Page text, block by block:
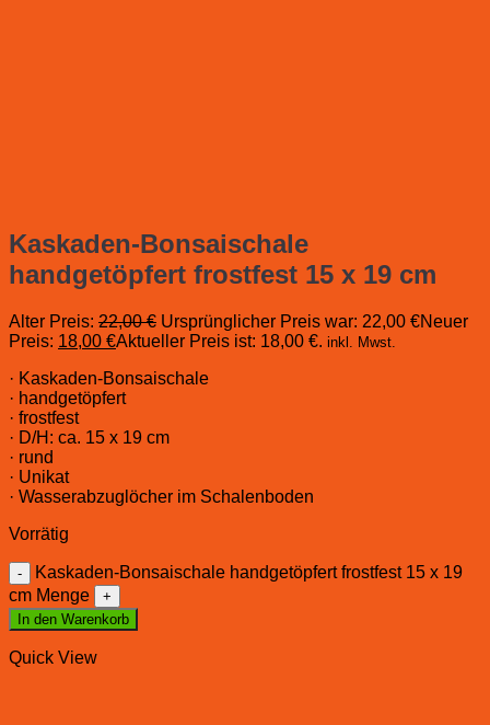
Kaskaden-Bonsaischale
handgetöpfert frostfest 15 x 19 cm
Alter Preis: 22,00€ Ursprünglicher Preis war: 22,00 €Neuer
Preis: 18,00 €Aktueller Preis ist: 18,00 €. inkl. Mwst.
· Kaskaden-Bonsaischale
· handgetöpfert
· frostfest
· D/H: ca. 15 x 19 cm
· rund
· Unikat
· Wasserabzuglöcher im Schalenboden
Vorrätig
Kaskaden-Bonsaischale handgetöpfert frostfest 15 x 19
cm Menge
In den Warenkorb
Quick View